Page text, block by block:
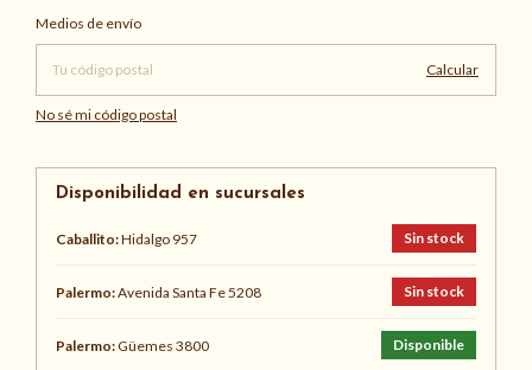
Entregas para el CP:
Medios de envío
Calcular
No sé mi código postal
Disponibilidad en sucursales
Caballito:Hidalgo 957 Sin stock
Palermo:Avenida Santa Fe 5208 Sin stock
Palermo: Güemes 3800 Disponible